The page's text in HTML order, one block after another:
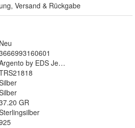
Versand & Rückgabe
Neu
by EDS Jewels
GR